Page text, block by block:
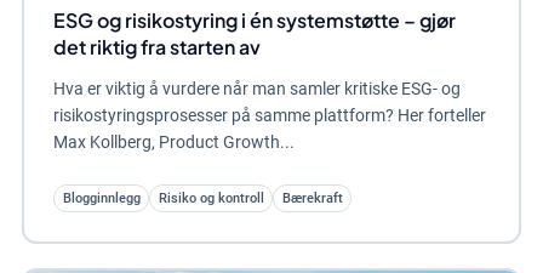
ESG og risikostyring i én systemstøtte – gjør
det riktig fra starten av
Hva er viktig å vurdere når man samler kritiske ESG- og
risikostyringsprosesser på samme plattform? Her forteller
Max Kollberg, Product Growth...
Blogginnlegg Risiko og kontroll Bærekraft